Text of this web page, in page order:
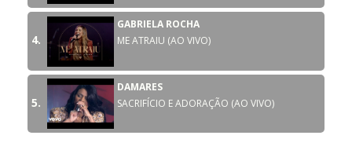
4.
GABRIELA ROCHA
ME ATRAIU (AO VIVO)
5.
DAMARES
SACRIFÍCIO E ADORAÇÃO (AO VIVO)